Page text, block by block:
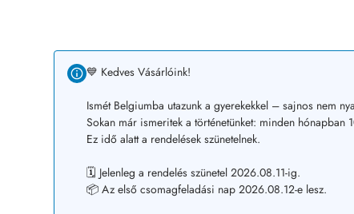
💙 Kedves Vásárlóink!
Ismét Belgiumba utazunk a gyerekekkel – sajnos nem
Sokan már ismeritek a történetünket: minden hónapban
Ez idő alatt a rendelések szünetelnek.
🗓️ Jelenleg a rendelés szünetel 2026.08.11-ig.
📦 Az első csomagfeladási nap 2026.08.12-e lesz.